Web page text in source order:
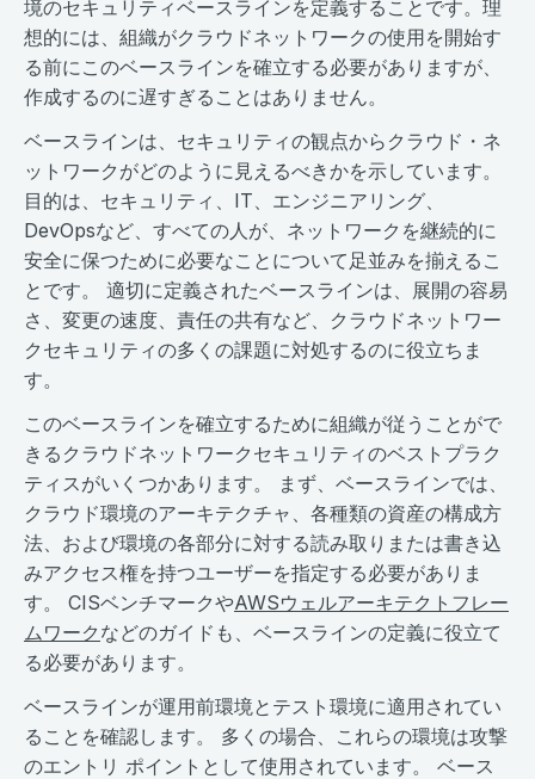
境のセキュリティベースラインを定義することです。理
想的には、組織がクラウドネットワークの使用を開始す
る前にこのベースラインを確立する必要がありますが、
作成するのに遅すぎることはありません。
ベースラインは、セキュリティの観点からクラウド・ネ
ットワークがどのように見えるべきかを示しています。
目的は、セキュリティ、IT、エンジニアリング、
DevOpsなど、すべての人が、ネットワークを継続的に
安全に保つために必要なことについて足並みを揃えるこ
とです。 適切に定義されたベースラインは、展開の容易
さ、変更の速度、責任の共有など、クラウドネットワー
クセキュリティの多くの課題に対処するのに役立ちま
す。
このベースラインを確立するために組織が従うことがで
きるクラウドネットワークセキュリティのベストプラク
ティスがいくつかあります。 まず、ベースラインでは、
クラウド環境のアーキテクチャ、各種類の資産の構成方
法、および環境の各部分に対する読み取りまたは書き込
みアクセス権を持つユーザーを指定する必要がありま
す。 CISベンチマークやAWSウェルアーキテクトフレー
ムワーク などのガイドも、ベースラインの定義に役立て
る必要があります。
ベースラインが運用前環境とテスト環境に適用されてい
ることを確認します。 多くの場合、これらの環境は攻撃
のエントリ ポイントとして使用されています。 ベース